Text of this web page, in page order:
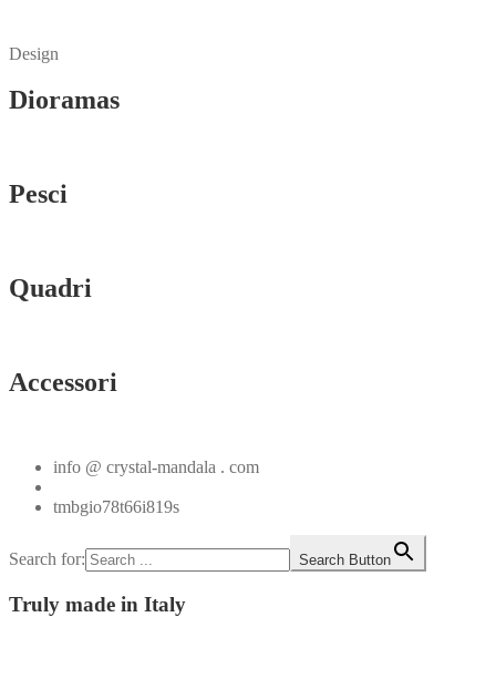
Design
Dioramas
Pesci
Quadri
Accessori
info @ crystal-mandala . com
tmbgio78t66i819s
Search for: Search Button
Truly made in Italy